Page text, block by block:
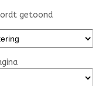
getoond